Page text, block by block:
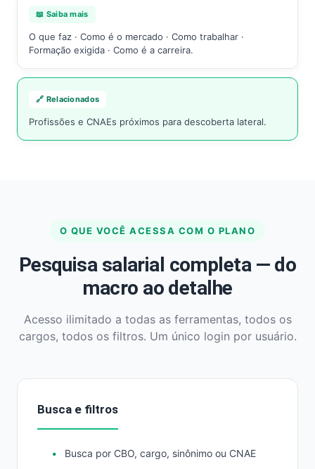
📖 Saiba mais
O que faz · Como é o mercado · Como trabalhar ·
Formação exigida · Como é a carreira.
🔗 Relacionados
Profissões e CNAEs próximos para descoberta lateral.
O QUE VOCÊ ACESSA COM O PLANO
Pesquisa salarial completa — do
macro ao detalhe
Acesso ilimitado a todas as ferramentas, todos os
cargos, todos os filtros. Um único login por usuário.
Busca e filtros
Busca por CBO, cargo, sinônimo ou CNAE